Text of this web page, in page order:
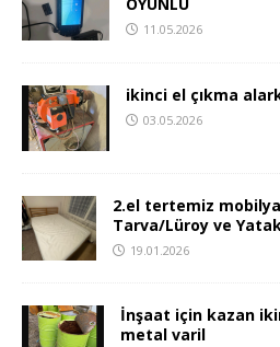
11.05.2026
ikinci el çıkma
03.05.2026
2.el tertemiz
Tarva/Lüroy ve
19.01.2026
İnşaat için kazan
metal varil